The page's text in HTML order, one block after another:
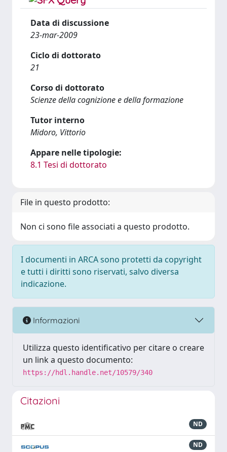
Data di discussione
23-mar-2009
Ciclo di dottorato
21
Corso di dottorato
Scienze della cognizione e della formazione
Tutor interno
Midoro, Vittorio
Appare nelle tipologie:
8.1 Tesi di dottorato
File in questo prodotto:
Non ci sono file associati a questo prodotto.
I documenti in ARCA sono protetti da copyright
e tutti i diritti sono riservati, salvo diversa
indicazione.
Informazioni
Utilizza questo identificativo per citare o creare
un link a questo documento:
https://hdl.handle.net/10579/340
Citazioni
ND
ND